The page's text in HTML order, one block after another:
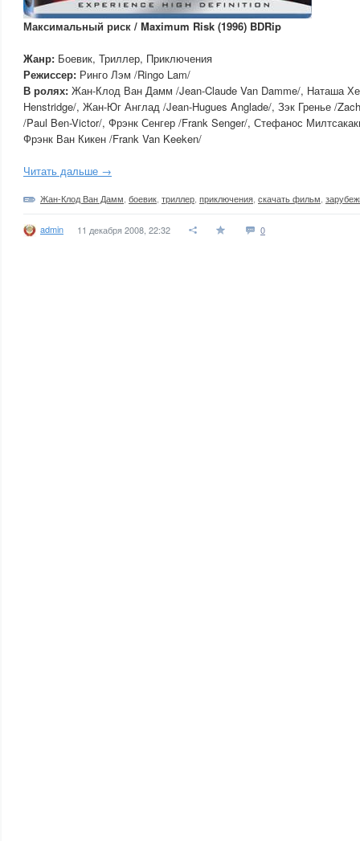
Максимальный риск / Maximum Risk (1996) BDRip
Жанр: Боевик, Триллер, Приключения
Режиссер: Ринго Лэм /Ringo Lam/
В ролях: Жан-Клод Ван Дамм /Jean-Claude Van Damme/, Наташа
Henstridge/, Жан-Юг Англад /Jean-Hugues Anglade/, Зэк Гренье /
/Paul Ben-Victor/, Фрэнк Сенгер /Frank Senger/, Стефанос
Фрэнк Ван Кикен /Frank Van Keeken/
Читать дальше →
Жан-Клод Ван Дамм боевик триллер приключения скачать фильм
admin 11 декабря 2008, 22:32 0